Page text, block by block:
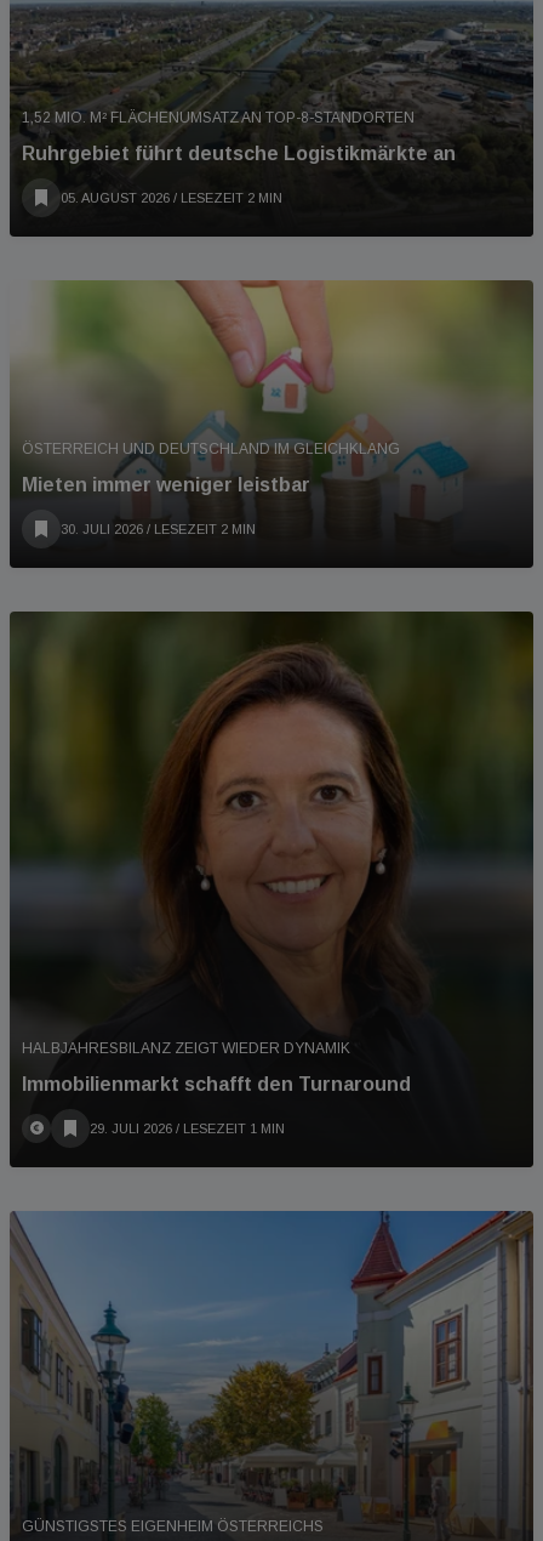
1,52 MIO. M² FLÄCHENUMSATZ AN TOP-8-STANDORTEN
Ruhrgebiet führt deutsche Logistikmärkte an
05. AUGUST 2026 / LESEZEIT 2 MIN
ÖSTERREICH UND DEUTSCHLAND IM GLEICHKLANG
Mieten immer weniger leistbar
30. JULI 2026 / LESEZEIT 2 MIN
HALBJAHRESBILANZ ZEIGT WIEDER DYNAMIK
Immobilienmarkt schafft den Turnaround
29. JULI 2026 / LESEZEIT 1 MIN
GÜNSTIGSTES EIGENHEIM ÖSTERREICHS